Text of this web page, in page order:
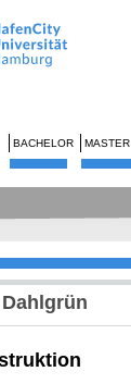
BACHELOR MASTER